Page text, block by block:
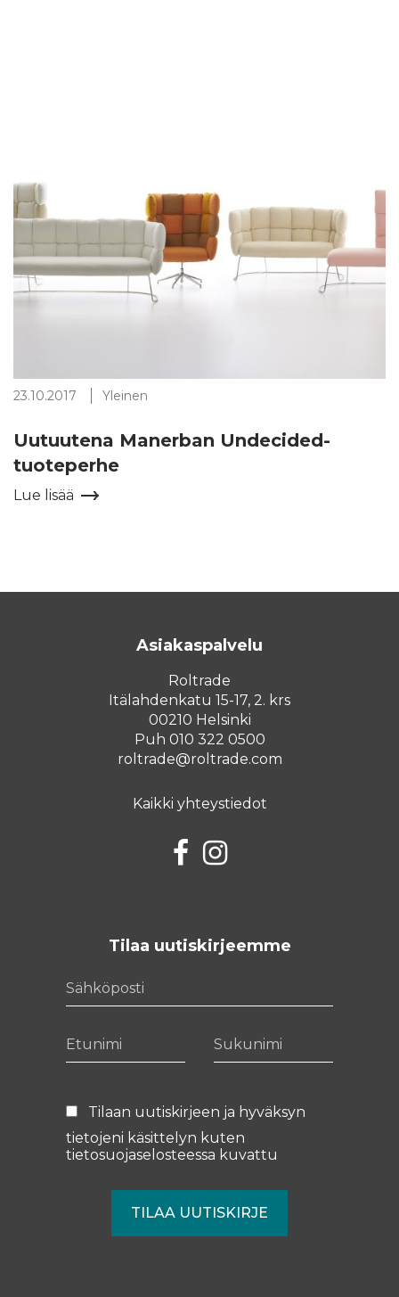
23.10.2017 Yleinen
Uutuutena Manerban Undecided-
tuoteperhe
Lue lisää
Asiakaspalvelu
Roltrade
Itälahdenkatu 15-17, 2. krs
00210 Helsinki
Puh 010 322 0500
roltrade@roltrade.com
Kaikki yhteystiedot
FacebookInstagram
Tilaa uutiskirjeemme
Tilaan uutiskirjeen ja hyväksyn
tietojeni käsittelyn kuten
tietosuojaselosteessa kuvattu